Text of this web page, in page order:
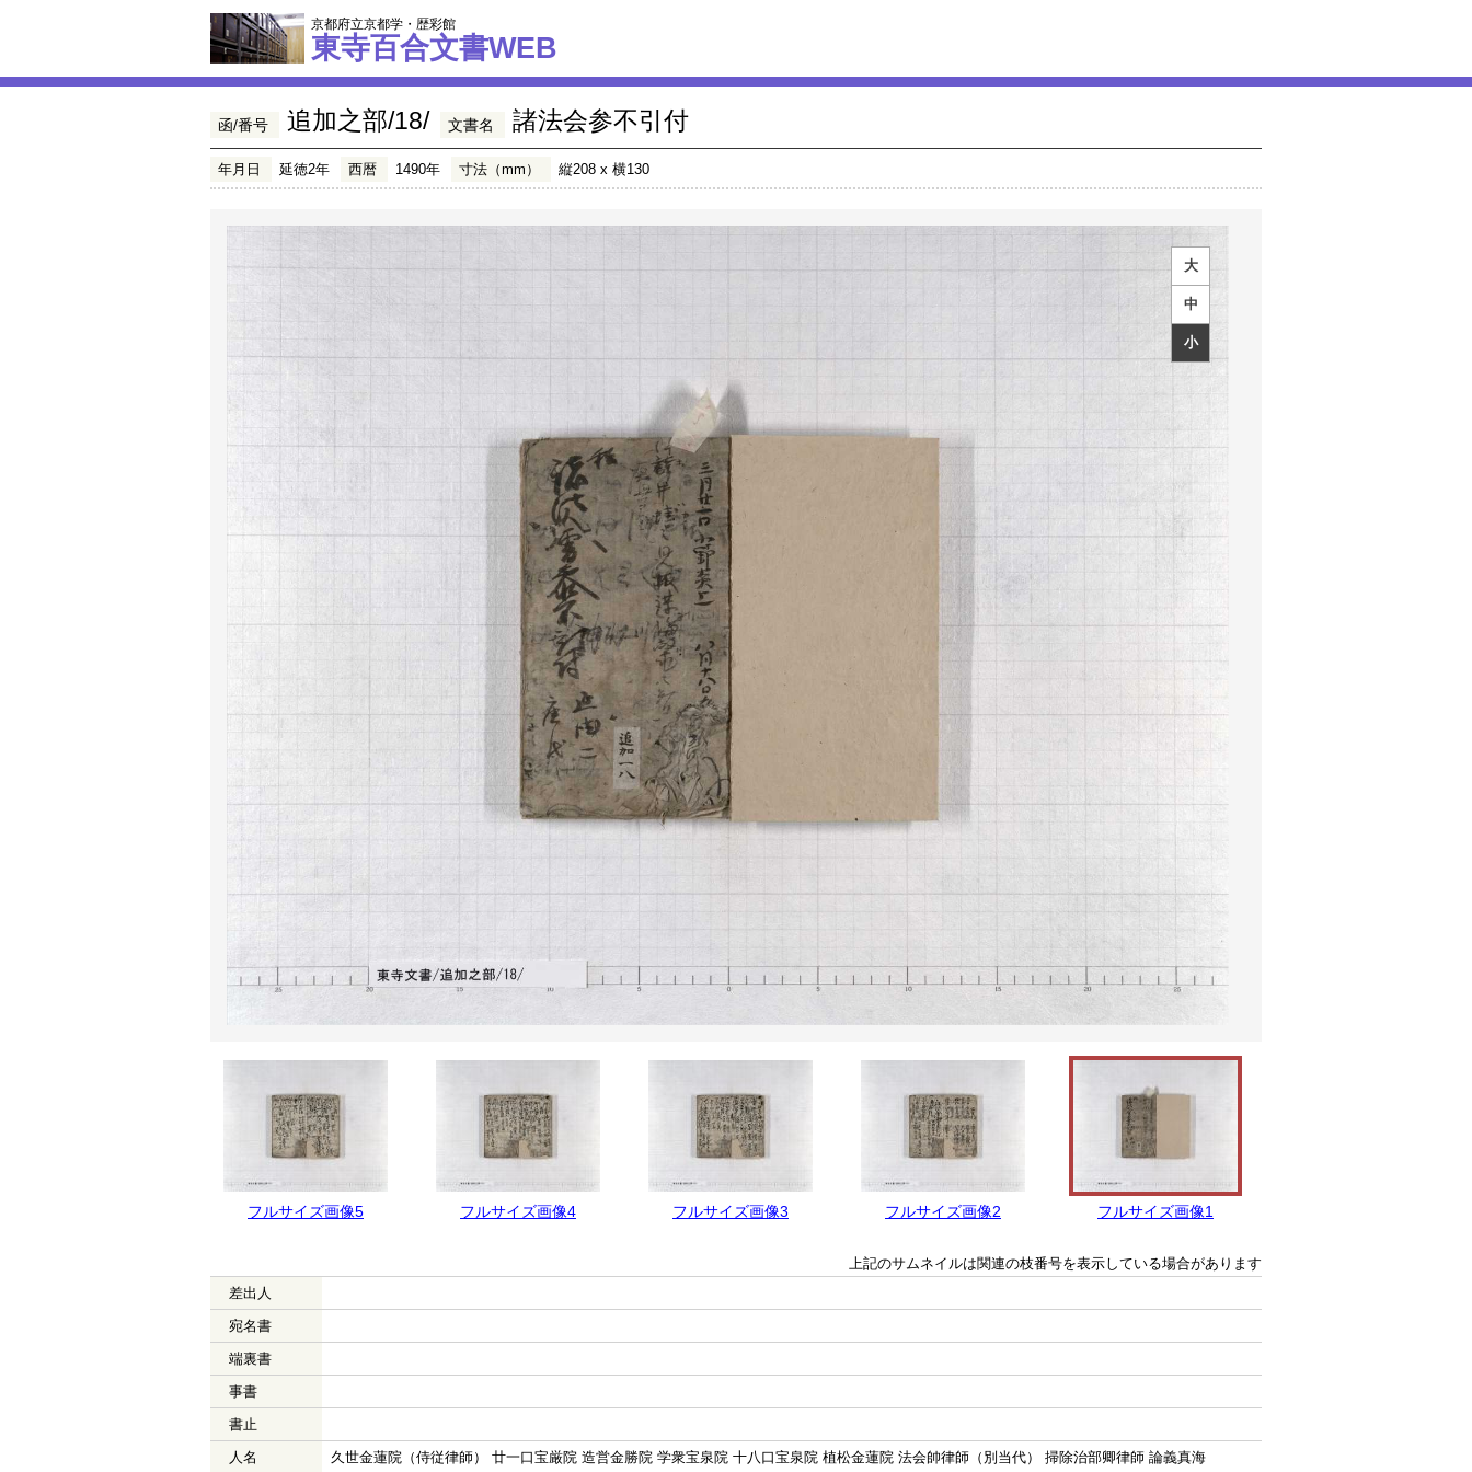
京都府立京都学・歴彩館
東寺百合文書WEB
函/番号 追加之部/18/ 文書名 諸法会参不引付
年月日 延徳2年 西暦 1490年 寸法（mm） 縦208 x 横130
大
中
小
フルサイズ画像5 フルサイズ画像4 フルサイズ画像3 フルサイズ画像2 フルサイズ画像1
上記のサムネイルは関連の枝番号を表示している場合があります
差出人
宛名書
端裏書
事書
書止
人名
久世金蓮院（侍従律師） 廿一口宝厳院 造営金勝院 学衆宝泉院 十八口宝泉院 植松金蓮院 法会帥律師（別当代） 掃除治部卿律師 論義真海